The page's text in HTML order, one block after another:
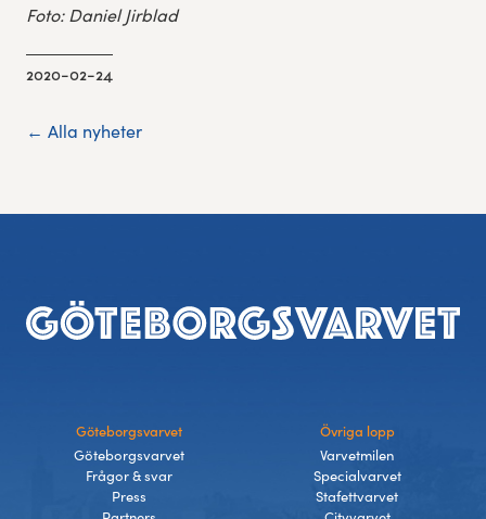
Foto: Daniel Jirblad
2020-02-24
← Alla nyheter
Sidfot
Göteborgsvarvet
Göteborgsvarvet
Frågor & svar
Press
Övriga lopp
Varvetmilen
Specialvarvet
Stafettvarvet